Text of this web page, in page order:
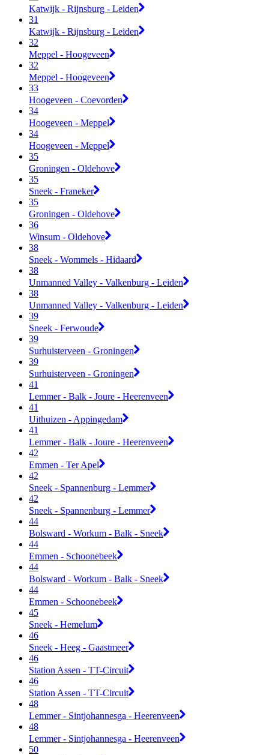
Katwijk - Rijnsburg - Leiden
31
Katwijk - Rijnsburg - Leiden
32
Meppel - Hoogeveen
32
Meppel - Hoogeveen
33
Hoogeveen - Coevorden
34
Hoogeveen - Meppel
34
Hoogeveen - Meppel
35
Groningen - Oldehove
35
Sneek - Franeker
35
Groningen - Oldehove
36
Winsum - Oldehove
38
Sneek - Wommels - Hidaard
38
Unmanned Valley - Valkenburg - Leiden
38
Unmanned Valley - Valkenburg - Leiden
39
Sneek - Ferwoude
39
Surhuisterveen - Groningen
39
Surhuisterveen - Groningen
41
Lemmer - Balk - Joure - Heerenveen
41
Uithuizen - Appingedam
41
Lemmer - Balk - Joure - Heerenveen
42
Emmen - Ter Apel
42
Sneek - Spannenburg - Lemmer
42
Sneek - Spannenburg - Lemmer
44
Bolsward - Workum - Balk - Sneek
44
Emmen - Schoonebeek
44
Bolsward - Workum - Balk - Sneek
44
Emmen - Schoonebeek
45
Sneek - Hemelum
46
Sneek - Heeg - Gaastmeer
46
Station Assen - TT-Circuit
46
Station Assen - TT-Circuit
48
Lemmer - Sintjohannesga - Heerenveen
48
Lemmer - Sintjohannesga - Heerenveen
50